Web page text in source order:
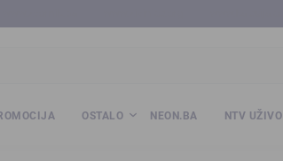
OSTALO NEON.BA NTV UŽIVO